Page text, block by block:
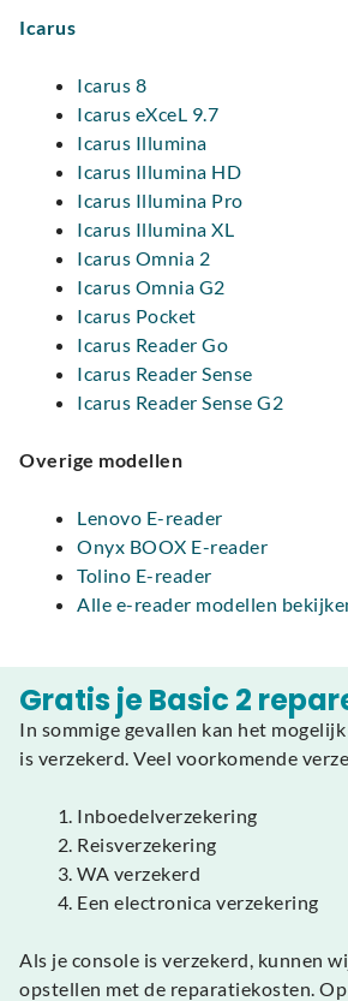
Icarus
Icarus 8
Icarus eXceL 9.7
Icarus Illumina
Icarus Illumina HD
Icarus Illumina Pro
Icarus Illumina XL
Icarus Omnia 2
Icarus Omnia G2
Icarus Pocket
Icarus Reader Go
Icarus Reader Sense
Icarus Reader Sense G2
Overige modellen
Lenovo E-reader
Onyx BOOX E-reader
Tolino E-reader
Alle e-reader modellen
Gratis je Basic 2
In sommige gevallen kan het
is verzekerd. Veel voorkomende
Inboedelverzekering
Reisverzekering
WA verzekerd
Een electronica verzekering
Als je console is verzekerd, kunnen
opstellen met de reparatiekosten.